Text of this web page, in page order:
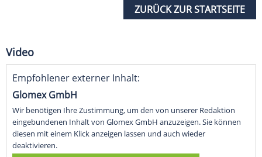
ZURÜCK ZUR STARTSEITE
Video
Empfohlener externer Inhalt:
Glomex GmbH
Wir benötigen Ihre Zustimmung, um den von unserer Redaktion
eingebundenen Inhalt von Glomex GmbH anzuzeigen. Sie können
diesen mit einem Klick anzeigen lassen und auch wieder
deaktivieren.